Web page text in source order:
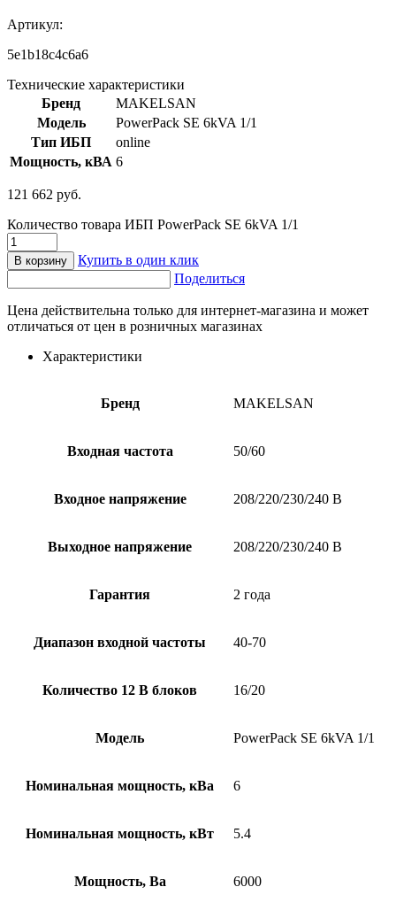
Артикул:
5e1b18c4c6a6
Технические характеристики
Бренд
MAKELSAN
Модель
PowerPack SE 6kVA 1/1
Тип ИБП
online
Мощность, кВА 6
121 662 руб.
Количество товара ИБП PowerPack SE 6kVA 1/1
В корзину
Купить в один клик
Поделиться
Цена действительна только для интернет-магазина и может
отличаться от цен в розничных магазинах
Характеристики
Бренд MAKELSAN
Входная частота 50/60
Входное напряжение 208/220/230/240 В
Выходное напряжение 208/220/230/240 В
Гарантия 2 года
Диапазон входной частоты 40-70
Количество 12 В блоков 16/20
Модель PowerPack SE 6kVA 1/1
Номинальная мощность, кВа 6
Номинальная мощность, кВт 5.4
Мощность, Ва 6000